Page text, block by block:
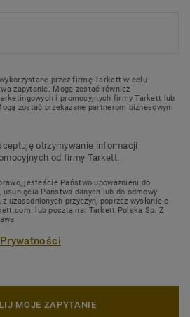
przez firmę Tarkett w celu
zapytanie. Mogą zostać również
i promocyjnych firmy Tarkett lub
zostać przekazane partnerom biznesowym
otrzymywanie informacji
od firmy Tarkett.
jesteście Państwo upoważnieni do
Państwa danych lub do odmowy
uzasadnionych przyczyn, poprzez wysłanie e-
lub pocztą na: Tarkett Polska Sp. Z
MOJE ZAPYTANIE